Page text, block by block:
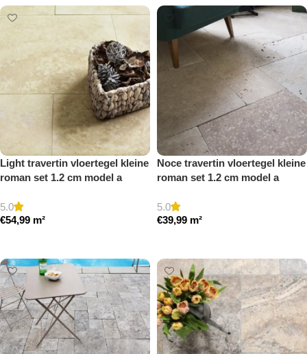
Light travertin vloertegel kleine
roman set 1.2 cm model a
5.0
€54,99 m²
Noce travertin vloertegel kleine
roman set 1.2 cm model a
5.0
€39,99 m²